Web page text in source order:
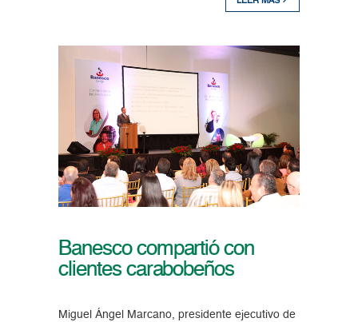
Banesco compartió con
clientes carabobeños
Miguel Ángel Marcano, presidente ejecutivo de